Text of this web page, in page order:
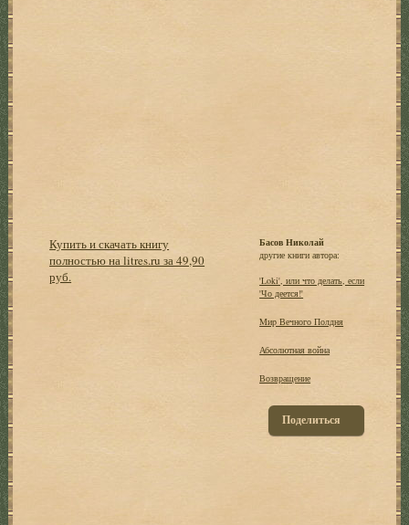
Купить и скачать книгу
полностью на litres.ru за 49,90
руб.
Басов Николай
другие книги автора:
'Loki', или что делать, если
'Чо деется!'
Mиp Вечного Полдня
Абсолютная война
Возвращение
Поделиться